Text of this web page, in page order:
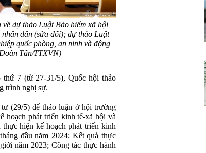
dự thảo Luật Bảo hiểm xã hội
dân (sửa đổi); dự thảo Luật
quốc phòng, an ninh và động
Tấn/TTXVN)
7 (từ 27-31/5), Quốc hội thảo
trình nghị sự.
(29/5) để thảo luận ở hội trường
hoạch phát triển kinh tế-xã hội và
hiện kế hoạch phát triển kinh
đầu năm 2024; Kết quả thực
năm 2023; Công tác thực hành